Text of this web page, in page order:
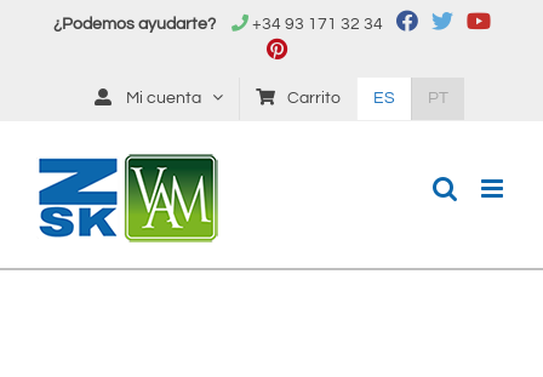
¿Podemos ayudarte? +34 93 171 32 34
Mi cuenta Carrito ES PT